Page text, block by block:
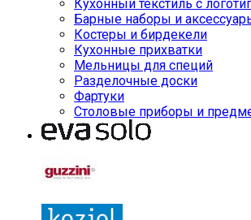
Кухонный текстиль с
Барные наборы и
Костеры и бирдекели
Кухонные прихватки
Мельницы для специй
Разделочные доски
Фартуки
Столовые приборы и